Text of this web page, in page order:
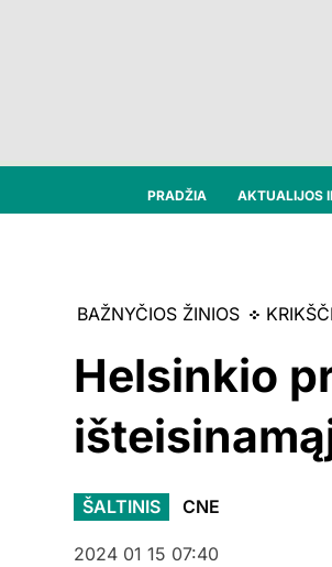
PRADŽIA AKTUALIJOS
BAŽNYČIOS ŽINIOS
Helsinkio
ŠALTINIS CNE
2024 01 15 07:40